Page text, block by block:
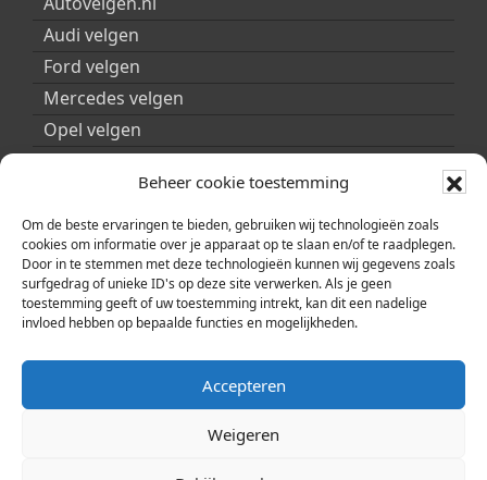
Beheer cookie toestemming
Om de beste ervaringen te bieden, gebruiken wij technologieën zoals
cookies om informatie over je apparaat op te slaan en/of te raadplegen.
Door in te stemmen met deze technologieën kunnen wij gegevens zoals
surfgedrag of unieke ID's op deze site verwerken. Als je geen
toestemming geeft of uw toestemming intrekt, kan dit een nadelige
invloed hebben op bepaalde functies en mogelijkheden.
Accepteren
Weigeren
Audi velgen
Ford velgen
Mercedes velgen
Opel velgen
Peugeot velgen
Porsche velgen
Seat velgen
Skoda velgen
Smart velgen
Volkswagen velgen